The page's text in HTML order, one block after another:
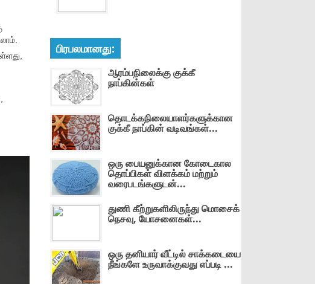
பிரபலமானது:
ஆரம்பநிலைக்கு குக்கீ
நாப்கின்கள்
தொடக்கநிலையாளர்களுக்கான
குக்கீ நாப்கின் வடிவங்கள்...
ஒரு பையனுக்கான கோடைகால
தொப்பிகள் விளக்கம் மற்றும்
வரைபடங்களுடன்...
துணி கீற்றுகளிலிருந்து மொசைக்
நெசவு, யோசனைகள்...
ஒரு தனியார் வீட்டில் சாக்கடையை
நீங்களே உருவாக்குவது எப்படி ...